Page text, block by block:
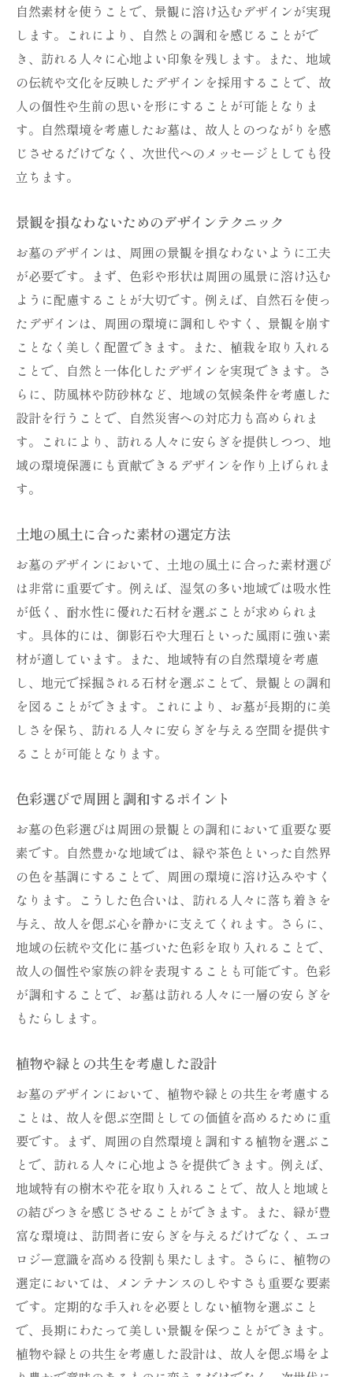
お墓周辺の整備とその重要性
自然との共生が育む故人への思い
自然環境に溶け込むお墓デザインの選び方
自然素材のお墓が持つ魅力とは
土地柄に応じたデザインの工夫
持続可能性を考慮した設計方法
未来を見据えたエコフレンドリーなお墓
訪れる人々に心地よさを提供するお墓の周辺環
境
バリアフリー設計の重要性
高齢者にも優しい環境作りのポイント
静かで落ち着きのある空間づくり
四季を感じることができる設計の工夫
訪れるたびに新鮮さを感じる工夫
地域コミュニティと連携した環境デザイン
地域の風景に合うお墓デザインの選定ポイント
地域行事や文化を反映するデザイン
歴史的背景を踏まえたデザイン選定
地域社会を尊重するデザインの重要性
お墓のサイズ選びで故人の存在を感じる空間を
作る
個別のニーズに応じたサイズ選定のポイン
ト
故人の個性を反映したサイズの選び方
家族の歴史を感じるサイズの工夫
周囲の景観と調和する適切なサイズ
サイズが持つ心理的影響を考慮した設計
自然素材を活かしたお墓デザインの事例
石材の選び方とその特徴
木材を使用したお墓の魅力
地域特産の素材を活かすデザイン
環境負荷を軽減する素材の選定
自然美を追求したデザイン事例
慮の重要性
持続可能な材質選定のポイント
次世代に継承するためのデザイン
環境に優しい設計を実現する方法
未来のための新しいデザインコンセプト
気候変動に対応したお墓の設計
地域の環境保護活動との連携
自然素材を使うことで、景観に溶け込むデザインが実現
します。これにより、自然との調和を感じることがで
き、訪れる人々に心地よい印象を残します。また、地域
の伝統や文化を反映したデザインを採用することで、故
人の個性や生前の思いを形にすることが可能となりま
す。自然環境を考慮したお墓は、故人とのつながりを感
じさせるだけでなく、次世代へのメッセージとしても役
立ちます。
景観を損なわないためのデザインテクニック
お墓のデザインは、周囲の景観を損なわないように工夫
が必要です。まず、色彩や形状は周囲の風景に溶け込む
ように配慮することが大切です。例えば、自然石を使っ
たデザインは、周囲の環境に調和しやすく、景観を崩す
ことなく美しく配置できます。また、植栽を取り入れる
ことで、自然と一体化したデザインを実現できます。さ
らに、防風林や防砂林など、地域の気候条件を考慮した
設計を行うことで、自然災害への対応力も高められま
す。これにより、訪れる人々に安らぎを提供しつつ、地
域の環境保護にも貢献できるデザインを作り上げられま
す。
土地の風土に合った素材の選定方法
お墓のデザインにおいて、土地の風土に合った素材選び
は非常に重要です。例えば、湿気の多い地域では吸水性
が低く、耐水性に優れた石材を選ぶことが求められま
す。具体的には、御影石や大理石といった風雨に強い素
材が適しています。また、地域特有の自然環境を考慮
し、地元で採掘される石材を選ぶことで、景観との調和
を図ることができます。これにより、お墓が長期的に美
しさを保ち、訪れる人々に安らぎを与える空間を提供す
ることが可能となります。
色彩選びで周囲と調和するポイント
お墓の色彩選びは周囲の景観との調和において重要な要
素です。自然豊かな地域では、緑や茶色といった自然界
の色を基調にすることで、周囲の環境に溶け込みやすく
なります。こうした色合いは、訪れる人々に落ち着きを
与え、故人を偲ぶ心を静かに支えてくれます。さらに、
地域の伝統や文化に基づいた色彩を取り入れることで、
故人の個性や家族の絆を表現することも可能です。色彩
が調和することで、お墓は訪れる人々に一層の安らぎを
もたらします。
植物や緑との共生を考慮した設計
お墓のデザインにおいて、植物や緑との共生を考慮する
ことは、故人を偲ぶ空間としての価値を高めるために重
要です。まず、周囲の自然環境と調和する植物を選ぶこ
とで、訪れる人々に心地よさを提供できます。例えば、
地域特有の樹木や花を取り入れることで、故人と地域と
の結びつきを感じさせることができます。また、緑が豊
富な環境は、訪問者に安らぎを与えるだけでなく、エコ
ロジー意識を高める役割も果たします。さらに、植物の
選定においては、メンテナンスのしやすさも重要な要素
です。定期的な手入れを必要としない植物を選ぶこと
で、長期にわたって美しい景観を保つことができます。
植物や緑との共生を考慮した設計は、故人を偲ぶ場をよ